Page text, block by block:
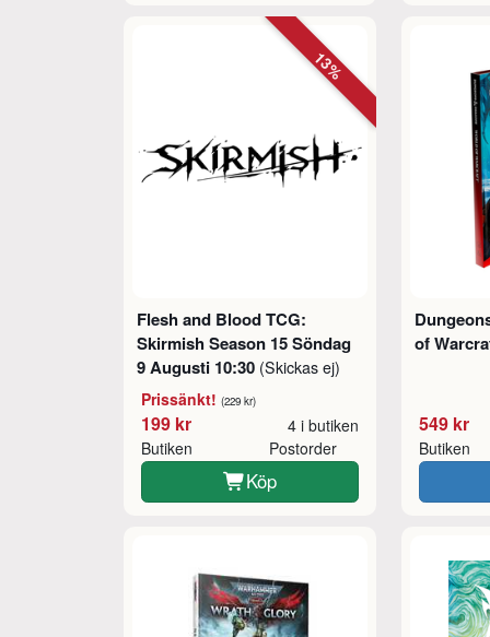
Flesh and Blood TCG:
Skirmish Season 15 Söndag
9 Augusti 10:30 (Skickas ej)
Prissänkt! (229 kr)
199 kr
4 i butiken
Butiken
Postorder
Köp
13%
of
549 kr
Butiken